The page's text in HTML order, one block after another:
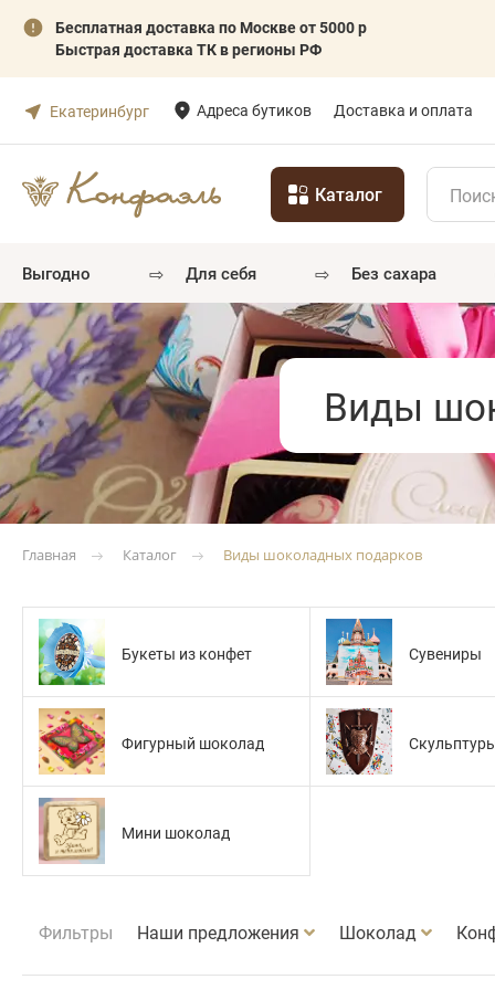
Бесплатная доставка по Москве от 5000 р
Быстрая доставка ТК в регионы РФ
Екатеринбург Адреса бутиков Доставка и оплата
Каталог
выгодно ⇨ для себя ⇨ без сахара
Виды
Главная Каталог Виды шоколадных подарков
Букеты из конфет Сувениры
Фигурный шоколад
Мини шоколад
Фильтры Наши предложения Шоколад